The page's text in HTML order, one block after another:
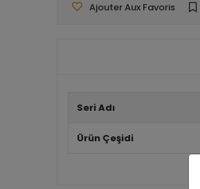
Ajouter Aux Favoris
Seri Adı
Ürün Çeşidi